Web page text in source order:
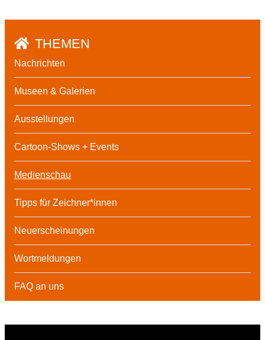
THEMEN
Nachrichten
Museen & Galerien
Ausstellungen
Cartoon-Shows + Events
Medienschau
Tipps für Zeichner*innen
Neuerscheinungen
Wortmeldungen
FAQ an uns